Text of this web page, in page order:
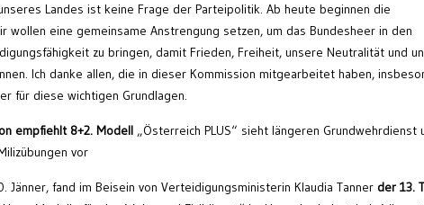
Landes ist keine Frage der Parteipolitik. Ab heute beginnen die
wollen eine gemeinsame Anstrengung setzen, um das Bundesheer in den
zu bringen, damit Frieden, Freiheit, unsere Neutralität und
Ich danke allen, die in dieser Kommission mitgearbeitet haben,
für diese wichtigen Grundlagen.
empfiehlt 8+2. Modell „Österreich PLUS“ sieht längeren Grundwehrdienst
vor
Jänner, fand im Beisein von Verteidigungsministerin Klaudia Tanner der 13.